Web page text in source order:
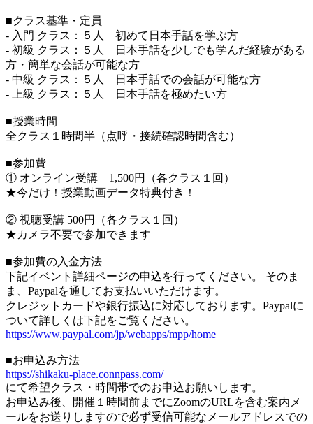
■クラス基準・定員
- 入門 クラス：５人 初めて日本手話を学ぶ方
- 初級 クラス：５人 日本手話を少しでも学んだ経験がある
方・簡単な会話が可能な方
- 中級 クラス：５人 日本手話での会話が可能な方
- 上級 クラス：５人 日本手話を極めたい方
■授業時間
全クラス１時間半（点呼・接続確認時間含む）
■参加費
① オンライン受講 1,500円（各クラス１回）
★今だけ！授業動画データ特典付き！
② 視聴受講 500円（各クラス１回）
★カメラ不要で参加できます
■参加費の入金方法
下記イベント詳細ページの申込を行ってください。 そのま
ま、Paypalを通してお支払いいただけます。
クレジットカードや銀行振込に対応しております。Paypalに
ついて詳しくは下記をご覧ください。
https://www.paypal.com/jp/webapps/mpp/home
■お申込み方法
https://shikaku-place.connpass.com/
にて希望クラス・時間帯でのお申込お願いします。
お申込み後、開催１時間前までにZoomのURLを含む案内メ
ールをお送りしますので必ず受信可能なメールアドレスでの